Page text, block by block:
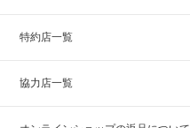
特約店一覧
協力店一覧